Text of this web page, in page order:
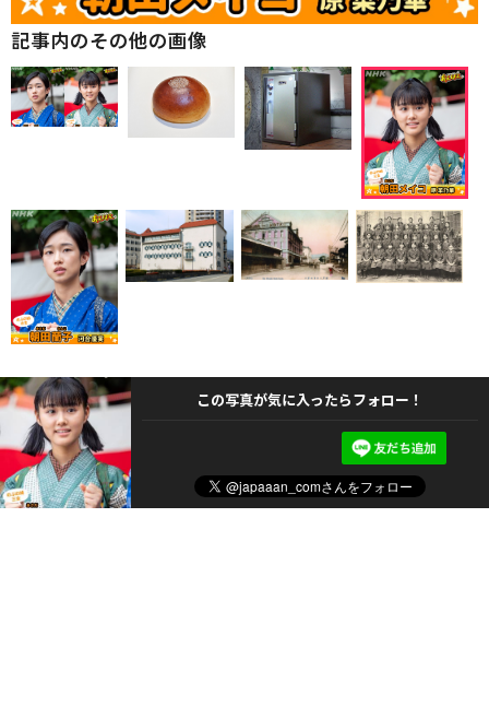
記事内のその他の画像
この写真が気に入ったらフォロー！